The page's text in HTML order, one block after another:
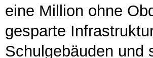
eine Million ohne
gesparte
Schulgebäuden und